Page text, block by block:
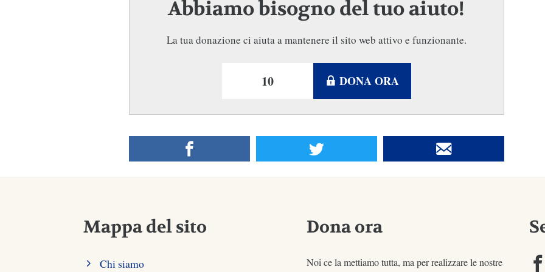
Abbiamo bisogno del tuo aiuto!
La tua donazione ci aiuta a mantenere il sito web attivo e funzionante.
DONA ORA
Mappa del sito
Chi siamo
Dona ora
Noi ce la mettiamo tutta, ma per realizzare le nostre